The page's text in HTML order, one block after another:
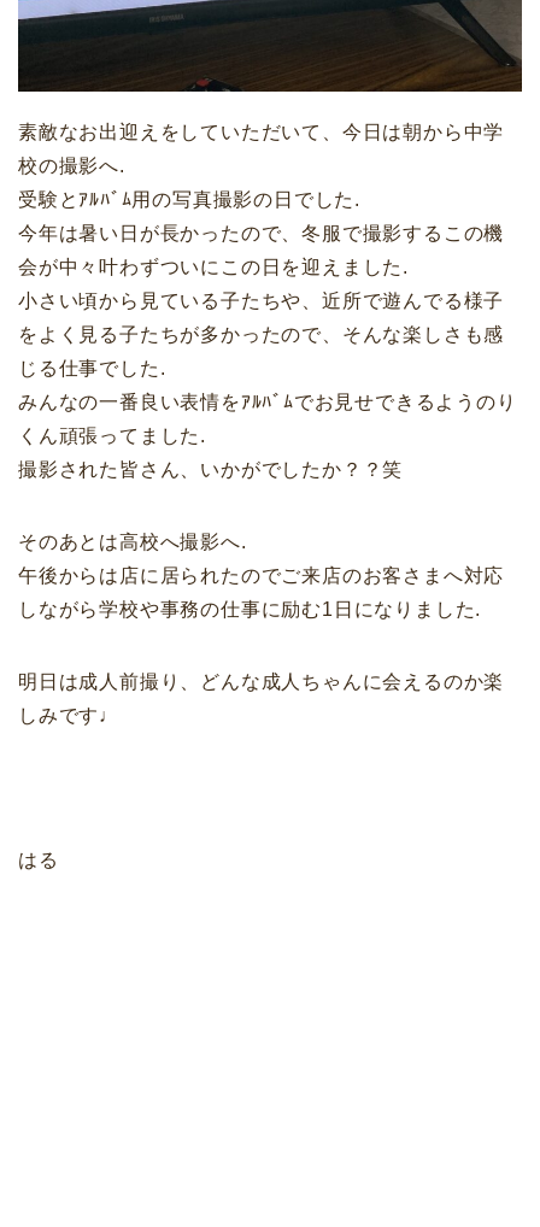
素敵なお出迎えをしていただいて、今日は朝から中学
校の撮影へ.
受験とｱﾙﾊﾞﾑ用の写真撮影の日でした.
今年は暑い日が長かったので、冬服で撮影するこの機
会が中々叶わずついにこの日を迎えました.
小さい頃から見ている子たちや、近所で遊んでる様子
をよく見る子たちが多かったので、そんな楽しさも感
じる仕事でした.
みんなの一番良い表情をｱﾙﾊﾞﾑでお見せできるようのり
くん頑張ってました.
撮影された皆さん、いかがでしたか？？笑
そのあとは高校へ撮影へ.
午後からは店に居られたのでご来店のお客さまへ対応
しながら学校や事務の仕事に励む1日になりました.
明日は成人前撮り、どんな成人ちゃんに会えるのか楽
しみです♩
はる